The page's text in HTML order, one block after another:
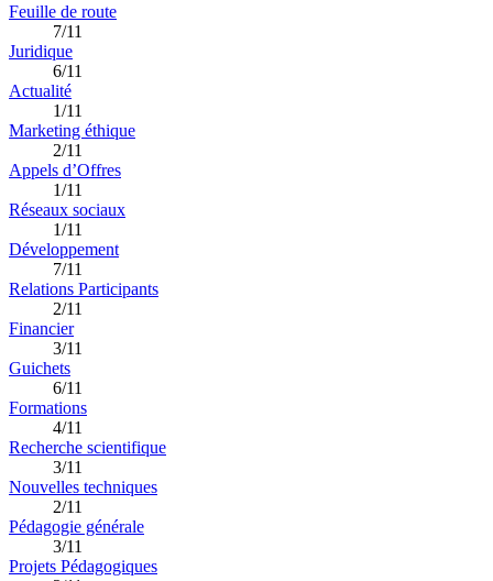
Feuille de route
7/11
Juridique
6/11
Actualité
1/11
Marketing éthique
2/11
Appels d’Offres
1/11
Réseaux sociaux
1/11
Développement
7/11
Relations Participants
2/11
Financier
3/11
Guichets
6/11
Formations
4/11
Recherche scientifique
3/11
Nouvelles techniques
2/11
Pédagogie générale
3/11
Projets Pédagogiques